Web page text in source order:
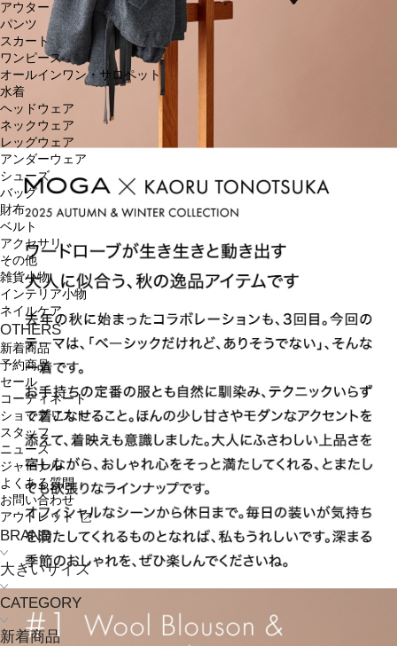
アウター
パンツ
スカート
ワンピース
オールインワン・サロペット
水着
ヘッドウェア
ネックウェア
レッグウェア
アンダーウェア
シューズ
バッグ
財布
ベルト
アクセサリ
その他
雑貨小物
インテリア小物
ネイルケア
OTHERS
新着商品
予約商品
セール
コーディネート
ショップリスト
スタッフ
ニュース
ジャーナル
よくある質問
お問い合わせ
アウトレット
BRAND
大きいサイズ
CATEGORY
新着商品